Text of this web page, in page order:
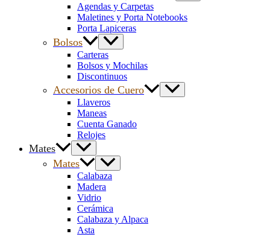
Agendas y Carpetas
Maletines y Porta Notebooks
Porta Lapiceras
Bolsos
Carteras
Bolsos y Mochilas
Discontinuos
Accesorios de Cuero
Llaveros
Maneas
Cuenta Ganado
Relojes
Mates
Mates
Calabaza
Madera
Vidrio
Cerámica
Calabaza y Alpaca
Asta